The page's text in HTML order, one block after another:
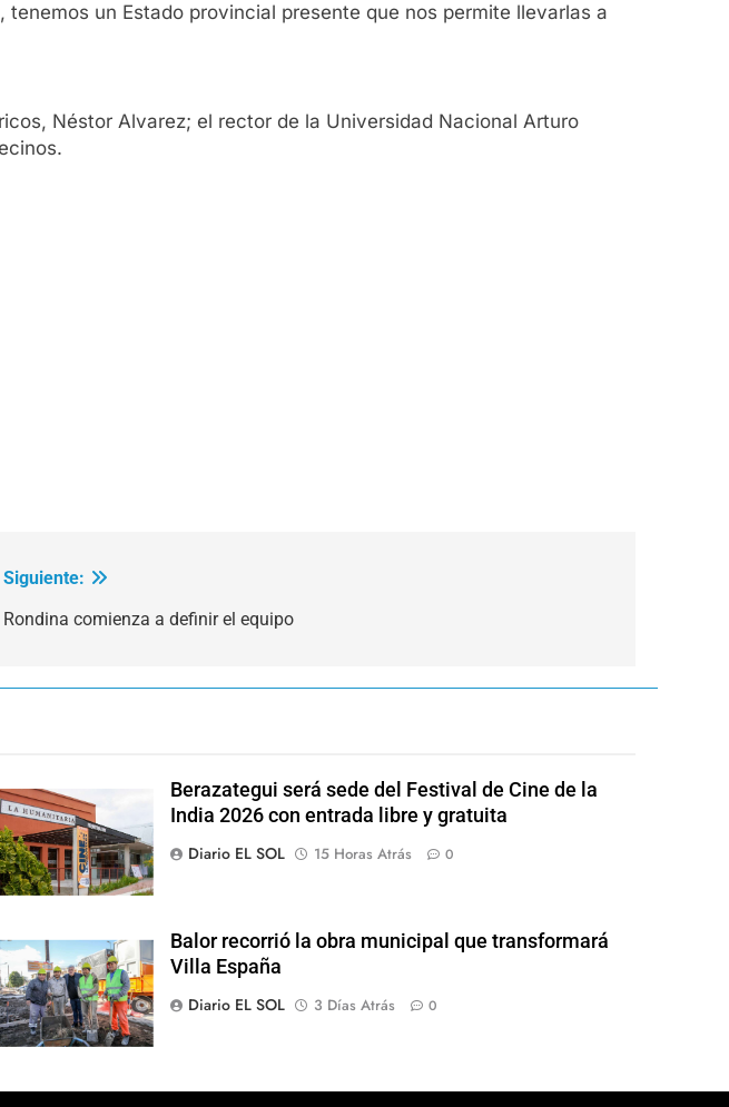
un Estado provincial presente que nos permite llevarlas a
Néstor Alvarez; el rector de la Universidad Nacional Arturo
Siguiente:
Rondina comienza a definir el equipo
Berazategui será sede del Festival de Cine de la
India 2026 con entrada libre y gratuita
Diario EL SOL
15 Horas Atrás 0
Balor recorrió la obra municipal que transformará
Villa España
Diario EL SOL
3 Días Atrás 0